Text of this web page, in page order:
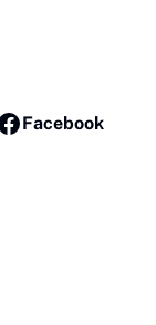
Facebook